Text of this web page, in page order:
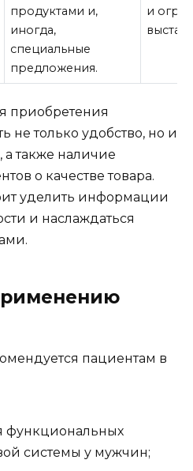
продуктами и,
иногда,
специальные
предложения.
и
приобретения
не только удобство, но и
также наличие
о качестве товара.
уделить информации
и наслаждаться
пациентам в
функциональных
системы у мужчин;